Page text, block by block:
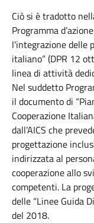
Ciò si è tradotto
Programma
l'integrazione delle
italiano” (DPR 12
linea di attività
Nel suddetto
il documento di
Cooperazione
dall’AICS che
progettazione
indirizzata al
cooperazione allo
competenti. La
delle “Linee Guida
del 2018.